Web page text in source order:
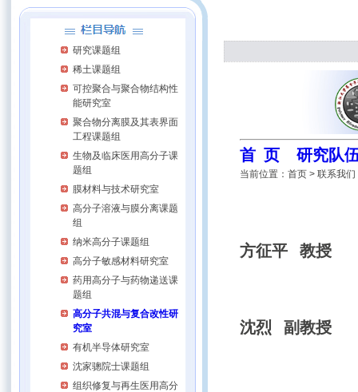
研究课题组
稀土课题组
可控聚合与聚合物结构性
能研究室
聚合物分离膜及其表界面
工程课题组
生物及临床医用高分子课
题组
膜材料与技术研究室
高分子溶液与膜分离课题
组
纳米高分子课题组
高分子敏感材料研究室
药用高分子与药物递送课
题组
高分子共混与复合改性研
究室
有机半导体研究室
沈家骢院士课题组
组织修复与再生医用高分
首 页 研究队
当前位置：首页 > 联系我们
方征平
沈烈 副教授